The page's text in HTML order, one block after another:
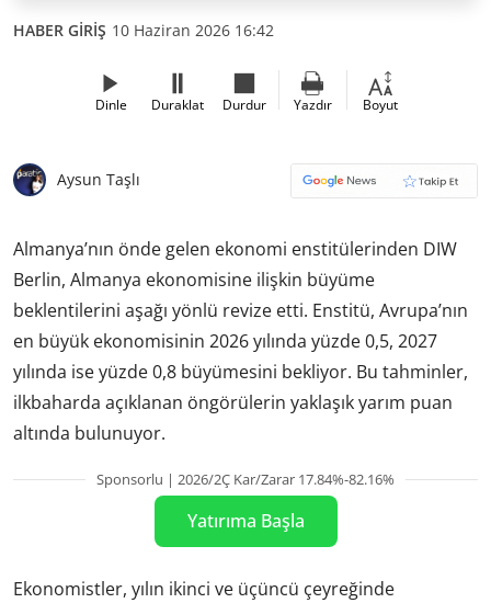
HABER GİRİŞ 10 Haziran 2026 16:42
Dinle Duraklat Durdur Yazdır Boyut
Aysun Taşlı
Almanya’nın önde gelen ekonomi enstitülerinden DIW
Berlin, Almanya ekonomisine ilişkin büyüme
beklentilerini aşağı yönlü revize etti. Enstitü, Avrupa’nın
en büyük ekonomisinin 2026 yılında yüzde 0,5, 2027
yılında ise yüzde 0,8 büyümesini bekliyor. Bu tahminler,
ilkbaharda açıklanan öngörülerin yaklaşık yarım puan
altında bulunuyor.
Sponsorlu | 2026/2Ç Kar/Zarar 17.84%-82.16%
Yatırıma Başla
Ekonomistler, yılın ikinci ve üçüncü çeyreğinde